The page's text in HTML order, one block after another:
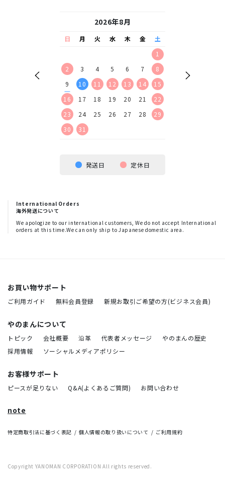
2026年8月
日 月 火 水 木 金
土
1
2
3 4 5 6 7
8
9
10 11 12 13 14
15
16
17 18 19 20 21
22
23
24 25 26 27 28
29
30
31
発送日 定休日
International Orders
海外発送について
We apologize to our international customers, We do not accept International
orders at this time.We can only ship to Japanese domestic area.
お買い物サポート
ご利用ガイド 無料会員登録 新規お取引ご希望の方(ビジネス会員)
やのまんについて
トピック 会社概要 沿革 代表者メッセージ
やのまんの歴史
採用情報
ソーシャルメディアポリシー
お客様サポート
ピースが足りない Q&A(よくあるご質問) お問い合わせ
note
特定商取引法に基づく表記 個人情報の取り扱いについて ご利用規約
Copyright YANOMAN CORPORATION All rights reserved.